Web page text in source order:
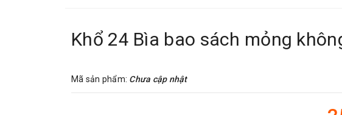
Khổ 24 Bìa bao sách mỏng
Mã sản phẩm: Chưa cập nhật